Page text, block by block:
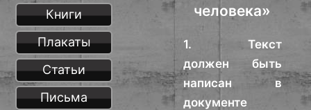
человека»
1. Текст
должен быть
написан в
документе
Книги
Плакаты
Статьи
Письма